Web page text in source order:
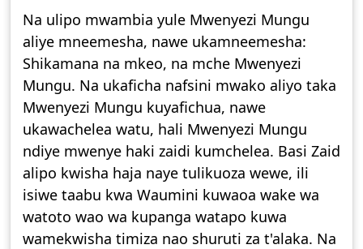
Na ulipo mwambia yule Mwenyezi Mungu
aliye mneemesha, nawe ukamneemesha:
Shikamana na mkeo, na mche Mwenyezi
Mungu. Na ukaficha nafsini mwako aliyo taka
Mwenyezi Mungu kuyafichua, nawe
ukawachelea watu, hali Mwenyezi Mungu
ndiye mwenye haki zaidi kumchelea. Basi Zaid
alipo kwisha haja naye tulikuoza wewe, ili
isiwe taabu kwa Waumini kuwaoa wake wa
watoto wao wa kupanga watapo kuwa
wamekwisha timiza nao shuruti za t'alaka. Na